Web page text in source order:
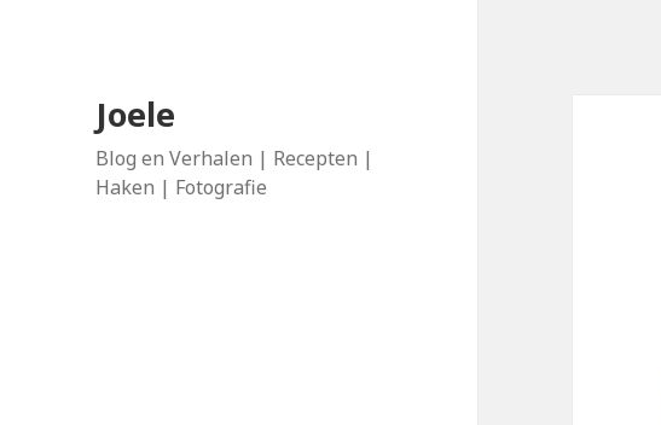
Joele
Blog en Verhalen | Recepten |
Haken | Fotografie